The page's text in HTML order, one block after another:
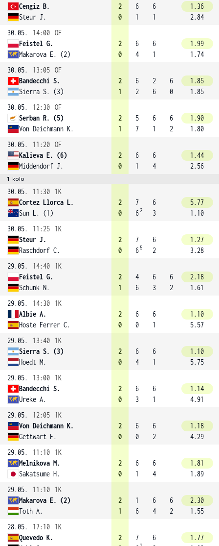
Cengiz B.
Steur J.
2
0
6
1
6
1
1.36
2.84
30.05.
14:00 OF
Feistel G.
Makarova E. (2)
2
0
6
4
6
1
1.99
1.74
30.05.
13:05 OF
Bandecchi S.
Sierra S. (3)
2
1
6
2
2
6
6
0
1.85
1.85
30.05.
12:30 OF
Serban R. (5)
Von Deichmann K.
2
1
5
7
6
1
6
2
1.90
1.80
30.05.
11:20 OF
Kalieva E. (6)
Middendorf J.
2
0
6
1
6
4
1.44
2.56
1. kolo
30.05. 11:30
1K
Cortez Llorca L.
Sun L. (1)
2
0
7
62
6
3
5.77
1.10
30.05.
11:25
1K
Steur J.
Raschdorf C.
2
0
7
6 5
6
2
1.27
3.28
29.05.
14:40
1K
Feistel G.
Schunk N.
2
1
4
6
6
3
6
2
2.18
1.61
29.05.
14:30
1K
Albie A.
Hoste Ferrer C.
2
0
6
0
6
1
1.10
5.57
29.05.
13:40
1K
Sierra S. (3)
Hoedt M.
2
0
6
4
6
1
1.10
5.75
29.05.
13:00
1K
Bandecchi S.
Ureke A.
2
0
6
3
6
1
1.14
4.91
29.05.
12:05
1K
Von Deichmann K.
Gettwart F.
2
0
6
0
6
2
1.18
4.29
29.05.
11:10
1K
Melnikova M.
Sakatsume H.
2
0
6
1
6
4
1.81
1.89
29.05.
11:10
1K
Makarova E. (2)
Toth A.
2
1
1
6
6
4
6
2
2.30
1.55
28.05.
17:10
1K
Quevedo K.
2
7
6
1.77